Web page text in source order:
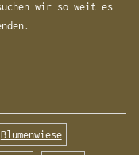
wir so weit es
Blumenwiese